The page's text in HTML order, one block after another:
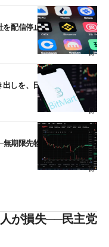
配信停止──OKXやバイビ
しを、日本人利用者も対
期限先物を生んだ11年に
が損失──民主党